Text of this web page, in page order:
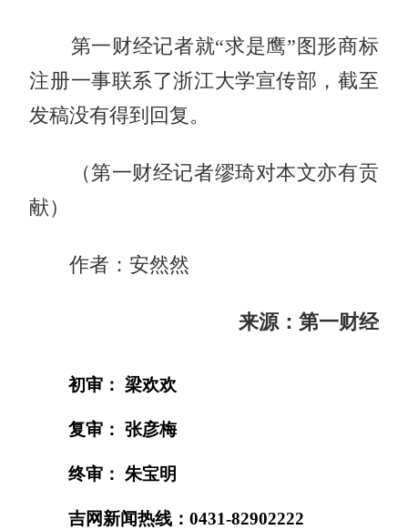
第一财经记者就“求是鹰”图形商标
注册一事联系了浙江大学宣传部，截至
发稿没有得到回复。
（第一财经记者缪琦对本文亦有贡
献）
作者：安然然
来源：第一财经
初审： 梁欢欢
复审： 张彦梅
终审： 朱宝明
吉网新闻热线：0431-82902222